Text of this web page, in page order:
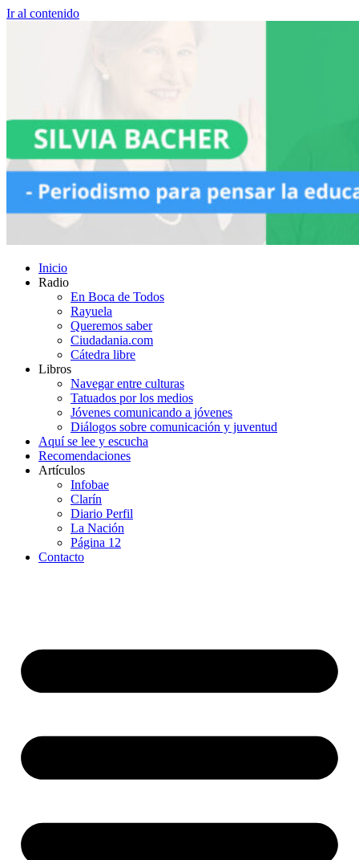
Ir al contenido
Inicio
Radio
En Boca de Todos
Rayuela
Queremos saber
Ciudadania.com
Cátedra libre
Libros
Navegar entre culturas
Tatuados por los medios
Jóvenes comunicando a jóvenes
Diálogos sobre comunicación y juventud
Aquí se lee y escucha
Recomendaciones
Artículos
Infobae
Clarín
Diario Perfil
La Nación
Página 12
Contacto